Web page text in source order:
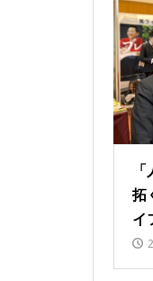
拓
イ